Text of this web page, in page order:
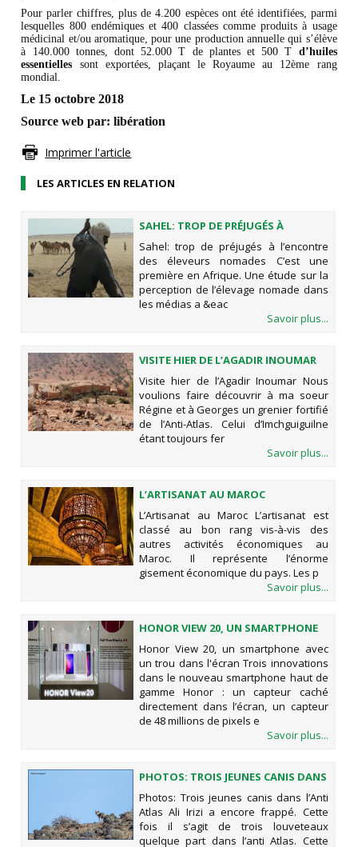
Pour parler chiffres, plus de 4.200 espèces ont été identifiées, parmi
lesquelles 800 endémiques et 400 classées comme produits à usage
médicinal et/ou aromatique, pour une production annuelle qui s’élève
à 140.000 tonnes, dont 52.000 T de plantes et 500 T d’huiles
essentielles sont exportées, plaçant le Royaume au 12ème rang
mondial.
Le 15 octobre 2018
Source web par: libération
Imprimer l'article
LES ARTICLES EN RELATION
SAHEL: TROP DE PRÉJUGÉS À
L’ENCONTRE DES ÉLEVEURS
NOMADES
Sahel: trop de préjugés à l’encontre
des éleveurs nomades C’est une
première en Afrique. Une étude sur la
perception de l’élevage nomade dans
les médias a &eac
Savoir plus...
VISITE HIER DE L’AGADIR INOUMAR
Visite hier de l’Agadir Inoumar Nous
voulions faire découvrir à ma soeur
Régine et à Georges un grenier fortifié
de l’Anti-Atlas. Celui d’Imchguiguilne
étant toujours fer
Savoir plus...
L’ARTISANAT AU MAROC
L’Artisanat au Maroc L’artisanat est
classé au bon rang vis-à-vis des
autres activités économiques au
Maroc. Il représente l’énorme
gisement économique du pays. Les p
Savoir plus...
HONOR VIEW 20, UN SMARTPHONE
AVEC UN TROU DANS L'ÉCRAN
Honor View 20, un smartphone avec
un trou dans l'écran Trois innovations
dans le nouveau smartphone haut de
gamme Honor : un capteur caché
directement dans l’écran, un capteur
de 48 millions de pixels e
Savoir plus...
PHOTOS: TROIS JEUNES CANIS DANS
L’ANTI ATLAS
Photos: Trois jeunes canis dans l’Anti
Atlas Ali Irizi a encore frappé. Cette
fois il s’agit de trois louveteaux
quelque part dans l’anti Atlas. Cette